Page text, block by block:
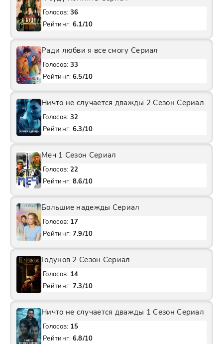
Голосов: 36
Рейтинг: 6.1/10
Ради любви я все смогу Сериал
Голосов: 33
Рейтинг: 6.5/10
Ничто не случается дважды 2 Сезон Сериал
Голосов: 32
Рейтинг: 6.3/10
Меч 1 Сезон Сериал
Голосов: 22
Рейтинг: 8.6/10
Большие надежды Сериал
Голосов: 17
Рейтинг: 7.9/10
Годунов 2 Сезон Сериал
Голосов: 14
Рейтинг: 7.3/10
Ничто не случается дважды 1 Сезон Сериал
Голосов: 15
Рейтинг: 6.8/10